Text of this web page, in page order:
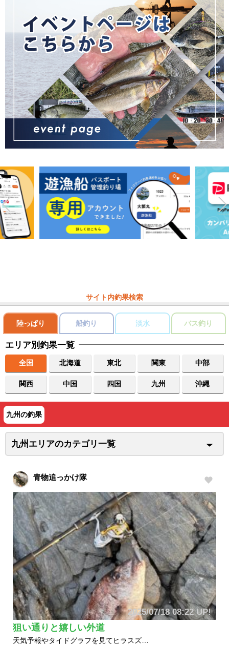
サイト内釣果検索
陸っぱり 船釣り 淡水 バス釣り
エリア別釣果一覧
全国 北海道 東北 関東 中部
関西 中国 四国 九州 沖縄
九州の釣果
九州エリアのカテゴリ一覧
青物追っかけ隊
2025/07/18 08:22 UP!
狙い通りと嬉しい外道
天気予報やタイドグラフを見てヒラスズ…